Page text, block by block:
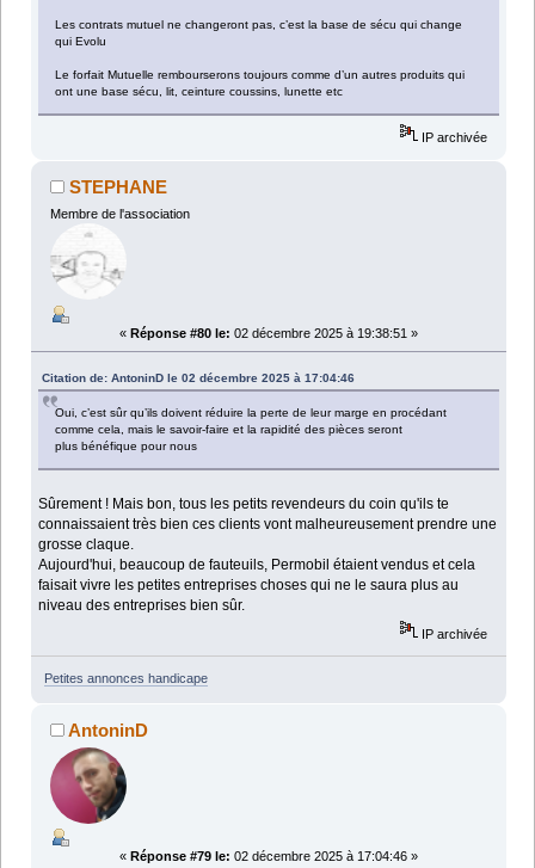
Les contrats mutuel ne changeront pas, c’est la base de sécu qui change
qui Evolu
Le forfait Mutuelle rembourserons toujours comme d’un autres produits qui
ont une base sécu, lit, ceinture coussins, lunette etc
IP archivée
STEPHANE
Membre de l'association
« Réponse #80 le: 02 décembre 2025 à 19:38:51 »
Citation de: AntoninD le 02 décembre 2025 à 17:04:46
Oui, c’est sûr qu’ils doivent réduire la perte de leur marge en procédant
comme cela, mais le savoir-faire et la rapidité des pièces seront
plus bénéfique pour nous
Sûrement ! Mais bon, tous les petits revendeurs du coin qu'ils te
connaissaient très bien ces clients vont malheureusement prendre une
grosse claque.
Aujourd'hui, beaucoup de fauteuils, Permobil étaient vendus et cela
faisait vivre les petites entreprises choses qui ne le saura plus au
niveau des entreprises bien sûr.
IP archivée
Petites annonces handicape
AntoninD
« Réponse #79 le: 02 décembre 2025 à 17:04:46 »